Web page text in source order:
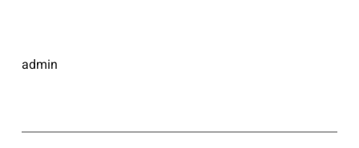
admin